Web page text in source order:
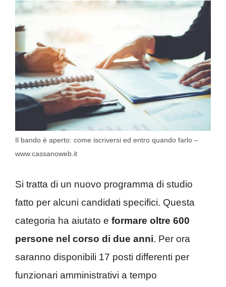
Il bando è aperto: come iscriversi ed entro quando farlo –
www.cassanoweb.it
Si tratta di un nuovo programma di studio
fatto per alcuni candidati specifici. Questa
categoria ha aiutato e formare oltre 600
persone nel corso di due anni. Per ora
saranno disponibili 17 posti differenti per
funzionari amministrativi a tempo